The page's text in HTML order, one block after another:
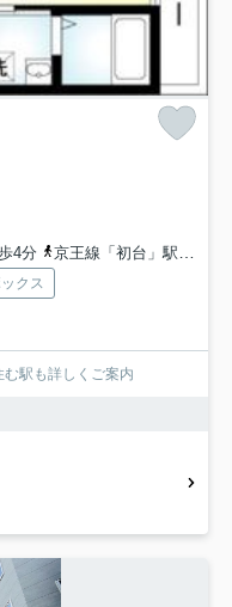
4分
京王線「初台」駅 徒歩10分
クス
駅も詳しくご案内